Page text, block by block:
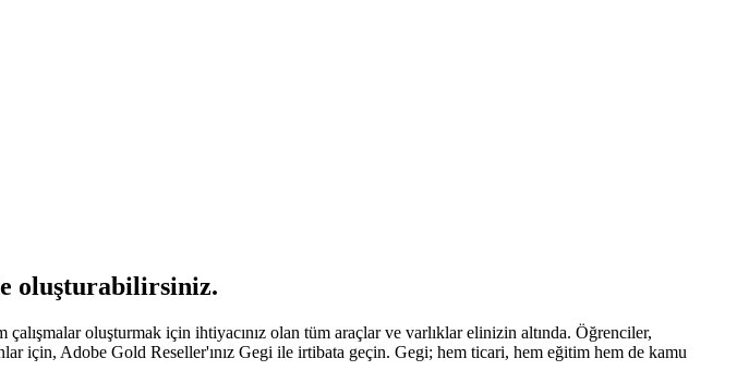
oluşturabilirsiniz.
oluşturmak için ihtiyacınız olan tüm araçlar ve varlıklar elinizin altında. Öğrenciler,
için, Adobe Gold Reseller'ınız Gegi ile irtibata geçin. Gegi; hem ticari, hem eğitim hem de kamu